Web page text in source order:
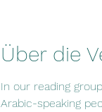
Über die
In our reading
Arabic-speaking